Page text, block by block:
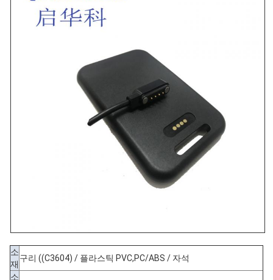
소
재
구리 ((C3604) / 플라스틱 PVC,PC/ABS / 자석
소